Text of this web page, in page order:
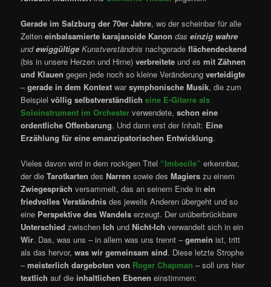
Gerade im Salzburg der 70er Jahre, wo der scheinbar für alle
Zeiteneinbalsamierte karajanoide Kanon daseinzig wahre
undewiggültige Kunstverständnis nachgeradeflächendeckend
(bis in unsere Herzen und Hirne)verbreitete und esmit Zähnen
und Klauen gegen jede noch so kleine Veränderung verteidigte
–gerade in dem Kontext warsymphonische Musik, die zum
Beispielvöllig selbstverständlich eine E-Gitarre als
Soloinstrument im Orchester verwendete,schon eine
ordentliche Offenbarung. Und dann erst der Inhalt: Eine
Erzählung für eine emanzipatorischen Entwicklung.
Vieles davon wird in dem rockigen Titel “Imbecile” erkennbar,
der dieTarotkarten des Narren sowie desMagiers zu einem
Zwiegespräch versammelt, das an seinem Ende inein
friedvolles Verständnis des jeweils Anderen übergeht und so
eine Perspektive des Wandels erzeugt. Der unüberbrückbare
Unterschied zwischenIch und Nicht-Ich verwandelt sich in ein
Wir. Das, was uns – in allem was uns trennt –gemein ist, tritt
als das hervor,was wir gemeinsam sind. Diese letzte Strophe
–meisterlich dargeboten von Roger Chapman – soll uns hier
textlich auf die inhaltlichen Ebenen einstimmen: